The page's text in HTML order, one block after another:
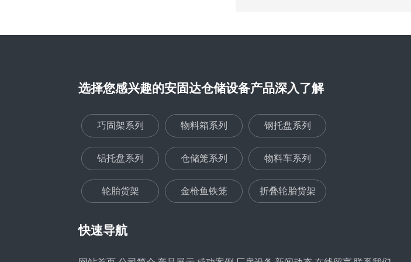
选择您感兴趣的安固达仓储设备产品深入了解
巧固架系列 物料箱系列 钢托盘系列
铝托盘系列 仓储笼系列 物料车系列
轮胎货架 金枪鱼铁笼 折叠轮胎货架
快速导航